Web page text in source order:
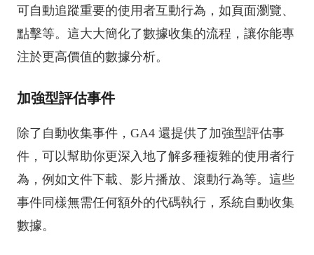
可自動追蹤重要的使用者互動行為，如頁面瀏覽、
點擊等。這大大簡化了數據收集的流程，讓你能專
注於更高價值的數據分析。
加強型評估事件
除了自動收集事件，GA4 還提供了加強型評估事
件，可以幫助你更深入地了解多種複雜的使用者行
為，例如文件下載、影片播放、滾動行為等。這些
事件同樣無需任何額外的代碼執行，系統自動收集
數據。